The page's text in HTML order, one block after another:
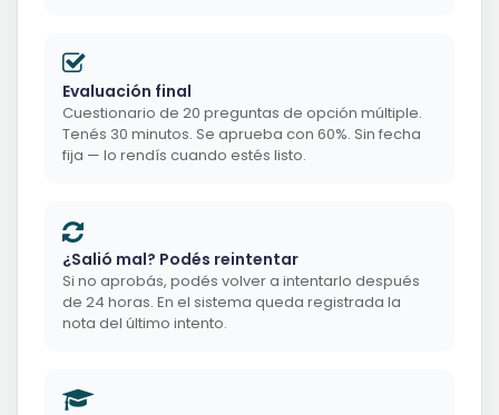
Evaluación final
Cuestionario de 20 preguntas de opción múltiple.
Tenés 30 minutos. Se aprueba con 60%. Sin fecha
fija — lo rendís cuando estés listo.
¿Salió mal? Podés reintentar
Si no aprobás, podés volver a intentarlo después
de 24 horas. En el sistema queda registrada la
nota del último intento.